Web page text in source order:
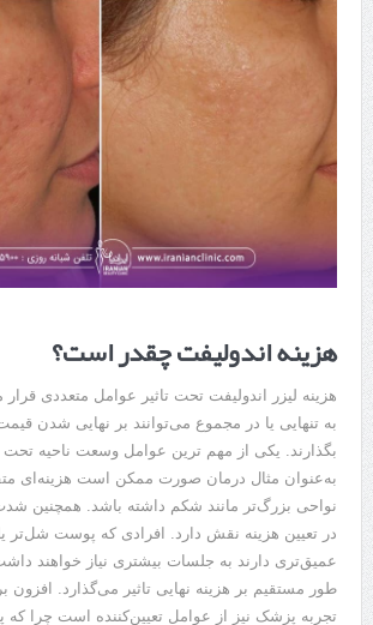
هزینه اندولیفت چقدر است؟
هزینه لیزر اندولیفت تحت تاثیر عوامل متعددی
به تنهایی یا در مجموع می‌توانند بر نهایی ‌شدن
بگذارند. یکی از مهم ‌ترین عوامل وسعت ناحیه
به‌عنوان مثال درمان صورت ممکن است هزینه‌ای
نواحی بزرگ‌تر مانند شکم داشته باشد. همچنین
در تعیین هزینه نقش دارد. افرادی که پوست شل‌تر
عمیق‌تری دارند به جلسات بیشتری نیاز خواهند
طور مستقیم بر هزینه نهایی تاثیر می‌گذارد.
تجربه پزشک نیز از عوامل تعیین‌کننده است چرا که